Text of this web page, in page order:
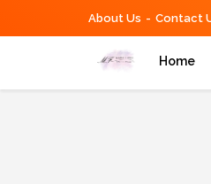
About Us Contact
Home